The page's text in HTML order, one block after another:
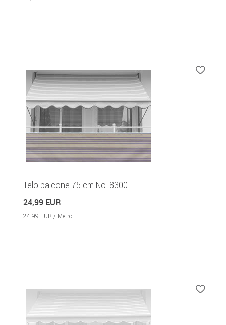
Telo balcone 75 cm No. 8300
24,99 EUR
24,99 EUR / Metro